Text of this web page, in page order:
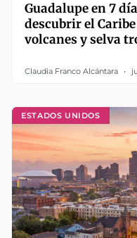
Guadalupe en 7
descubrir el
volcanes y selva
Claudia Franco Alcántara
ESTADOS UNIDOS